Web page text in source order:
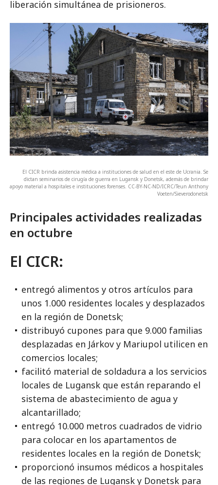
liberación simultánea de prisioneros.
El CICR brinda asistencia médica a instituciones de salud en el este de Ucrania. Se
dictan seminarios de cirugía de guerra en Lugansk y Donetsk, además de brindar
apoyo material a hospitales e instituciones forenses. CC-BY-NC-ND/ICRC/Teun Anthony
Voeten/Sieverodonetsk
Principales actividades realizadas
en octubre
El CICR:
entregó alimentos y otros artículos para
unos 1.000 residentes locales y desplazados
en la región de Donetsk;
distribuyó cupones para que 9.000 familias
desplazadas en Járkov y Mariupol utilicen en
comercios locales;
facilitó material de soldadura a los servicios
locales de Lugansk que están reparando el
sistema de abastecimiento de agua y
alcantarillado;
entregó 10.000 metros cuadrados de vidrio
para colocar en los apartamentos de
residentes locales en la región de Donetsk;
proporcionó insumos médicos a hospitales
de las regiones de Lugansk y Donetsk para